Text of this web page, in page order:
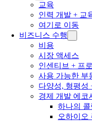
교육
인력 개발 + 교
여기로 이동
비즈니스 수행
비용
시장 액세스
인센티브 + 프
사용 가능한 부
다양성, 형평성
경제 개발 에코
하나의
오하이오